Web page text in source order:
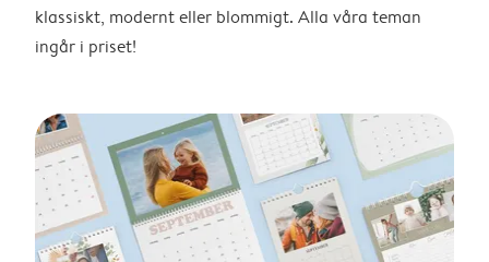
klassiskt, modernt eller blommigt. Alla våra teman
ingår i priset!